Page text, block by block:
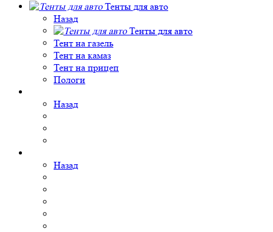
Тенты для авто
Назад
Тенты для авто
Тент на газель
Тент на камаз
Тент на прицеп
Пологи
Назад
Назад